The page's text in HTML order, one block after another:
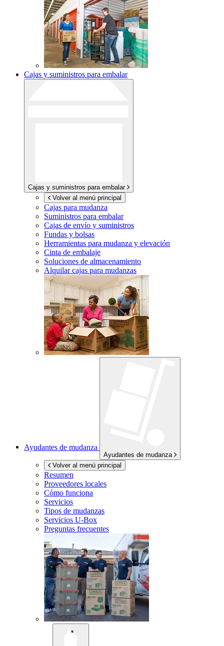
Cajas y suministros para embalar
Cajas y suministros para embalar
Volver al menú principal
Cajas para mudanza
Suministros para embalar
Cajas de envío y suministros
Fundas y bolsas
Herramientas para mudanza y elevación
Cinta de embalaje
Soluciones de almacenamiento
Alquilar cajas para mudanzas
Ayudantes de mudanza
Ayudantes de mudanza
Volver al menú principal
Resumen
Proveedores locales
Cómo funciona
Servicios
Tipos de mudanzas
Servicios U-Box
Preguntas frecuentes